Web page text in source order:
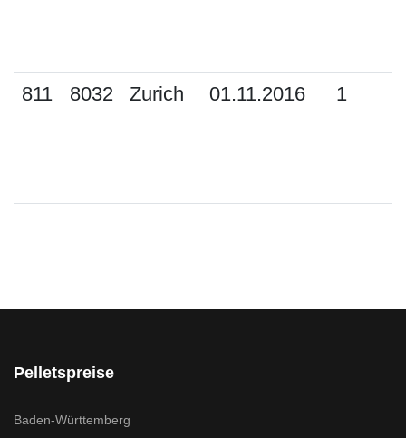
811 8032 Zurich 01.11.2016 1
Pelletspreise
Baden-Württemberg